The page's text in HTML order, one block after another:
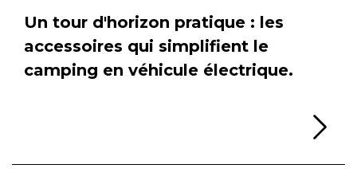
Un tour d'horizon pratique : les
accessoires qui simplifient le
camping en véhicule électrique.